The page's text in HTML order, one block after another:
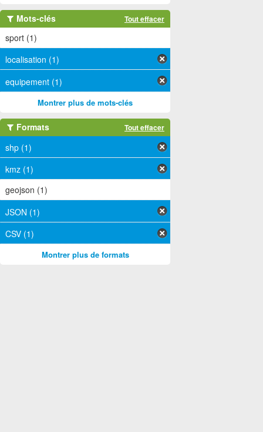
Mots-clés Tout effacer
sport (1)
localisation (1)
equipement (1)
Montrer plus de mots-clés
Formats Tout effacer
shp (1)
kmz (1)
geojson (1)
JSON (1)
CSV (1)
Montrer plus de formats